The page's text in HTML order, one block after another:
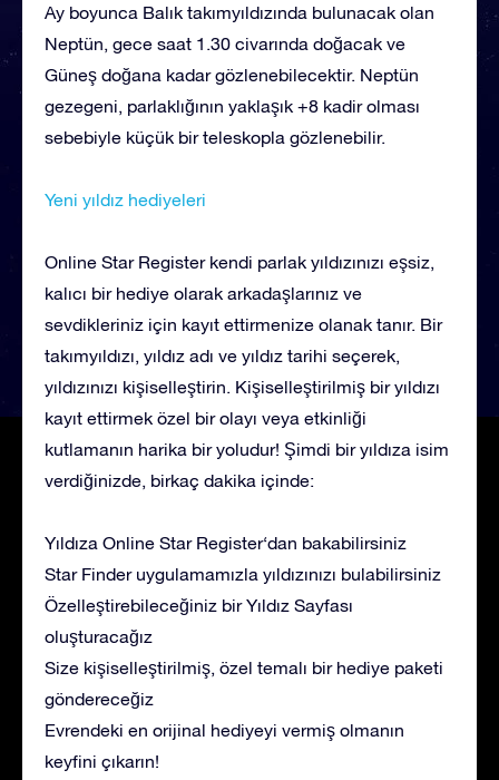
Ay boyunca Balık takımyıldızında bulunacak olan
Neptün, gece saat 1.30 civarında doğacak ve
Güneş doğana kadar gözlenebilecektir. Neptün
gezegeni, parlaklığının yaklaşık +8 kadir olması
sebebiyle küçük bir teleskopla gözlenebilir.
Yeni yıldız hediyeleri
Online Star Register kendi parlak yıldızınızı eşsiz,
kalıcı bir hediye olarak arkadaşlarınız ve
sevdikleriniz için kayıt ettirmenize olanak tanır. Bir
takımyıldızı, yıldız adı ve yıldız tarihi seçerek,
yıldızınızı kişiselleştirin. Kişiselleştirilmiş bir yıldızı
kayıt ettirmek özel bir olayı veya etkinliği
kutlamanın harika bir yoludur! Şimdi bir yıldıza isim
verdiğinizde, birkaç dakika içinde:
Yıldıza Online Star Register‘dan bakabilirsiniz
Star Finder uygulamamızla yıldızınızı bulabilirsiniz
Özelleştirebileceğiniz bir Yıldız Sayfası
oluşturacağız
Size kişiselleştirilmiş, özel temalı bir hediye paketi
göndereceğiz
Evrendeki en orijinal hediyeyi vermiş olmanın
keyfini çıkarın!